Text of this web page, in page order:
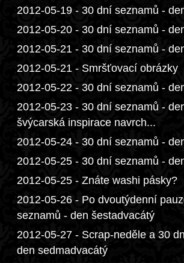
2012-05-19 - 30 dní seznamů -
2012-05-20 - 30 dní seznamů -
2012-05-21 - 30 dní seznamů -
2012-05-21 - Smršťovací obrázky
2012-05-22 - 30 dní seznamů -
2012-05-23 - 30 dní seznamů -
švýcarská inspirace navrch...
2012-05-24 - 30 dní seznamů -
2012-05-25 - 30 dní seznamů -
2012-05-25 - Znáte washi pásky?
2012-05-26 - Po dvoutýdenní
seznamů - den šestadvacátý
2012-05-27 - Scrap-neděle a 30
den sedmadvacátý